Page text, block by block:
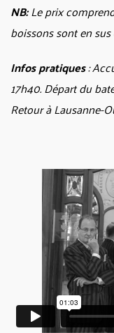
NB:Le prix
boissons sont en
Infos pratiques:
17h40. Départ du
Retour à Lausanne-